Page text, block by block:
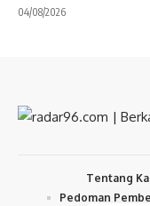
04/08/2026
Tentang
Pedoman